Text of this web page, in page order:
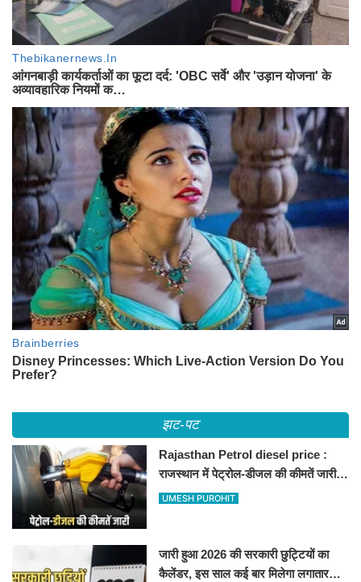
झट-पट
Rajasthan Petrol diesel price :
राजस्थान में पेट्रोल-डीजल की कीमतें जारी,
जानिए बीकानेर समेत पुरे प्रदेश में नए रेट
UMESH PUROHIT
जारी हुआ 2026 की सरकारी छुट्टियों का
कैलेंडर, इस साल कई बार मिलेगा लगातार